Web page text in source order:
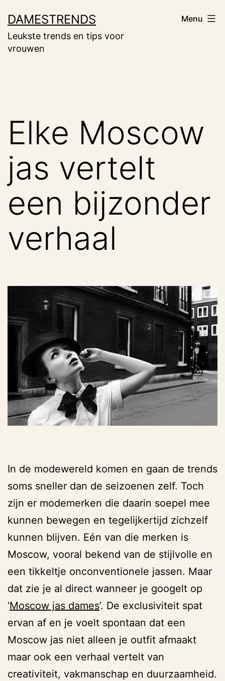
naar
de
DAMESTRENDS
Leukste trends en tips voor
vrouwen
Menu
Elke Moscow
jas vertelt
een bijzonder
verhaal
In de modewereld komen en gaan de trends
soms sneller dan de seizoenen zelf. Toch
zijn er modemerken die daarin soepel mee
kunnen bewegen en tegelijkertijd zichzelf
kunnen blijven. Eén van die merken is
Moscow, vooral bekend van de stijlvolle en
een tikkeltje onconventionele jassen. Maar
dat zie je al direct wanneer je googelt op
‘Moscow jas dames’. De exclusiviteit spat
ervan af en je voelt spontaan dat een
Moscow jas niet alleen je outfit afmaakt
maar ook een verhaal vertelt van
creativiteit, vakmanschap en duurzaamheid.